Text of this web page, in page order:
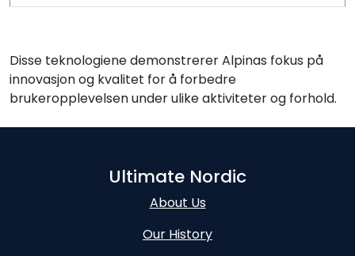
Disse teknologiene demonstrerer Alpinas fokus på
innovasjon og kvalitet for å forbedre
brukeropplevelsen under ulike aktiviteter og forhold.
Ultimate Nordic
About Us
Our History